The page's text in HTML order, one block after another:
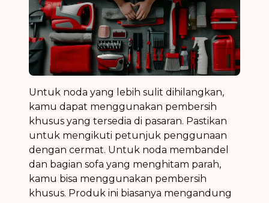
Untuk noda yang lebih sulit dihilangkan,
kamu dapat menggunakan pembersih
khusus yang tersedia di pasaran. Pastikan
untuk mengikuti petunjuk penggunaan
dengan cermat. Untuk noda membandel
dan bagian sofa yang menghitam parah,
kamu bisa menggunakan pembersih
khusus. Produk ini biasanya mengandung